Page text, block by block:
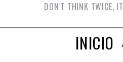
DON'T THINK TWICE,
INICIO